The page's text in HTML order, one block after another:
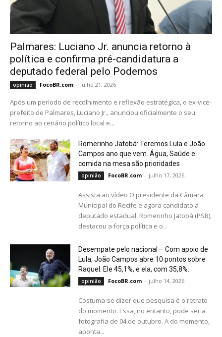
Palmares: Luciano Jr. anuncia retorno à
política e confirma pré-candidatura a
deputado federal pelo Podemos
opinião FocoBR.com - julho 21, 2026
Após um período de recolhimento e reflexão estratégica, o ex-vice-
prefeito de Palmares, Luciano Jr., anunciou oficialmente o seu
retorno ao cenário político local e...
Romerinho Jatobá: Teremos Lula e João
Campos ano que vem. Água, Saúde e
comida namesa são prioridades
opinião FocoBR.com - julho 17, 2026
Assista ao vídeo O presidente da Câmara
Municipal do Recife e agora candidato a
deputado estadual, Romerinho Jatobá (PSB),
destacou a força política e o...
Desempate pelo nacional – Com apoio de
Lula, João Campos abre 10 pontos sobre
Raquel. Ele 45,1%, eela, com 35,8%.
opinião FocoBR.com - julho 14, 2026
Costuma-se dizer que pesquisa é o retrato
do momento. Essa, no entanto, pode ser a
fotografia de 04 de outubro. A do momento,
aponta...